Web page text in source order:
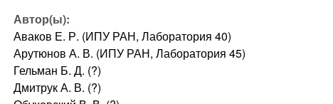
Автор(ы):
Аваков Е. Р. (ИПУ РАН, Лаборатория 40)
Арутюнов А. В. (ИПУ РАН, Лаборатория 45)
Гельман Б. Д. (?)
Дмитрук А. В. (?)